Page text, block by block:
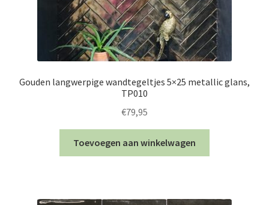
Gouden langwerpige wandtegeltjes 5×25 metallic glans,
TP010
€79,95
Toevoegen aan winkelwagen